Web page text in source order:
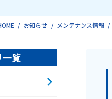
お知らせ メンテナンス情報
一覧